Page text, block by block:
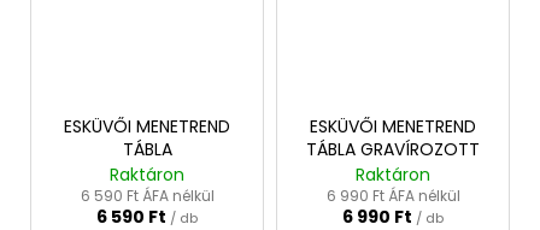
ESKÜVŐI MENETREND
TÁBLA
Raktáron
6 590 Ft ÁFA nélkül
6 590 Ft / db
ESKÜVŐI MENETREND
TÁBLA GRAVÍROZOTT
Raktáron
6 990 Ft ÁFA nélkül
6 990 Ft / db